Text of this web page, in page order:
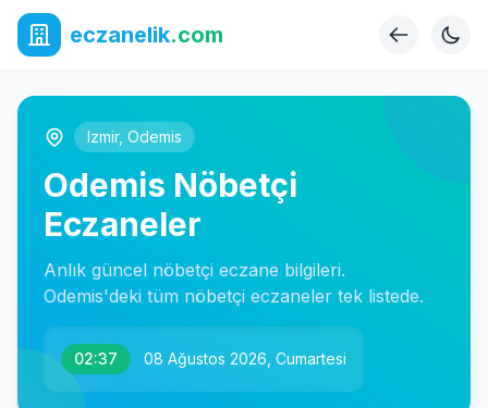
eczanelik.com
Izmir, Odemis
Odemis Nöbetçi
Eczaneler
Anlık güncel nöbetçi eczane bilgileri.
Odemis'deki tüm nöbetçi eczaneler tek listede.
02:37 08 Ağustos 2026, Cumartesi